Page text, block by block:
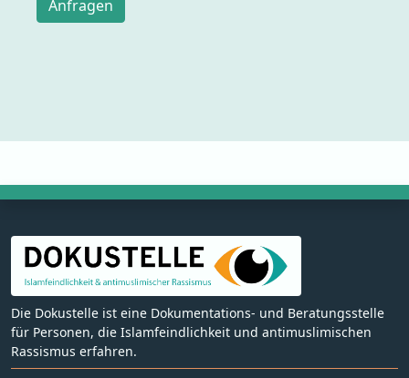
Anfragen
Die Dokustelle ist eine Dokumentations- und Beratungsstelle
für Personen, die Islamfeindlichkeit und antimuslimischen
Rassismus erfahren.